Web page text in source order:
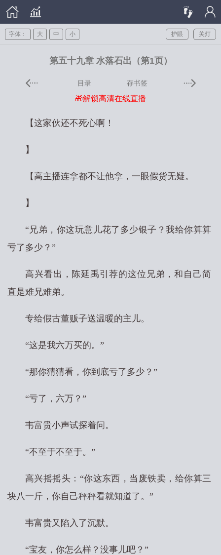
关灯
护眼
字体： 大 中 小
第五十九章 水落石出（第1页）
目录 存书签
🎁解锁高清在线直播
【这家伙还不死心啊！
】
【高主播连拿都不让他拿，一眼假货无疑。
】
“兄弟，你这玩意儿花了多少银子？我给你算算
亏了多少？”
高兴看出，陈延禹引荐的这位兄弟，和自己简
直是难兄难弟。
专给假古董贩子送温暖的主儿。
“这是我六万买的。”
“那你猜猜看，你到底亏了多少？”
“亏了，六万？”
韦富贵小声试探着问。
“不至于不至于。”
高兴摇摇头：“你这东西，当废铁卖，给你算三
块八一斤，你自己秤秤看就知道了。”
韦富贵又陷入了沉默。
“宝友，你怎么样？没事儿吧？”